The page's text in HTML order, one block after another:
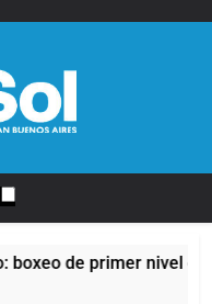
de primer nivel en